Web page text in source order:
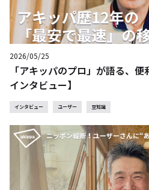
2026/05/25
「アキッパのプロ」が語る、
インタビュー】
インタビュー ユーザー 豆知識